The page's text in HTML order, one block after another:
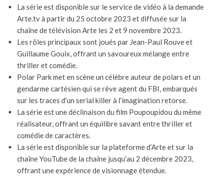
La série est disponible sur le service de vidéo à la demande
Arte.tv à partir du 25 octobre 2023 et diffusée sur la
chaîne de télévision Arte les 2 et 9 novembre 2023.
Les rôles principaux sont joués par Jean-Paul Rouve et
Guillaume Gouix, offrant un savoureux mélange entre
thriller et comédie.
Polar Park met en scène un célèbre auteur de polars et un
gendarme cartésien qui se rêve agent du FBI, embarqués
sur les traces d’un serial killer à l’imagination retorse.
La série est une déclinaison du film Poupoupidou du même
réalisateur, offrant un équilibre savant entre thriller et
comédie de caractères.
La série est disponible sur la plateforme d’Arte et sur la
chaîne YouTube de la chaîne jusqu’au 2 décembre 2023,
offrant une expérience de visionnage étendue.